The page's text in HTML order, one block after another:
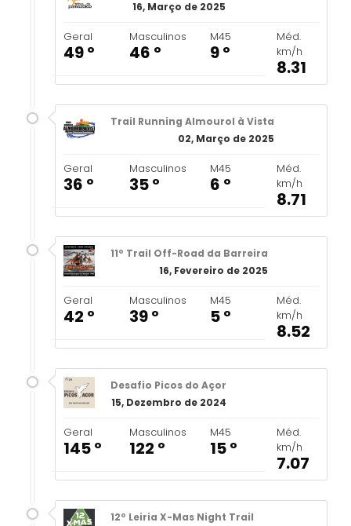
16, Março de 2025
Geral
49 º
Masculinos
46 º
M45
9 º
Méd.
km/h
8.31
Trail Running Almourol à Vista
02, Março de 2025
Geral
36 º
Masculinos
35 º
M45
6 º
Méd.
km/h
8.71
11º Trail Off-Road da Barreira
16, Fevereiro de 2025
Geral
42 º
Masculinos
39 º
M45
5 º
Méd.
km/h
8.52
Desafio Picos do Açor
15, Dezembro de 2024
Geral
145 º
Masculinos
122 º
M45
15 º
Méd.
km/h
7.07
12º Leiria X-Mas Night Trail